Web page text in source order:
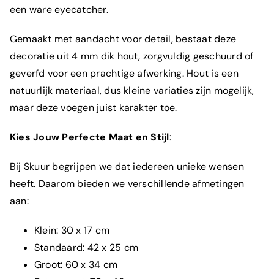
een ware eyecatcher.
Gemaakt met aandacht voor detail, bestaat deze
decoratie uit 4 mm dik hout, zorgvuldig geschuurd of
geverfd voor een prachtige afwerking. Hout is een
natuurlijk materiaal, dus kleine variaties zijn mogelijk,
maar deze voegen juist karakter toe.
Kies Jouw Perfecte Maat en Stijl:
Bij Skuur begrijpen we dat iedereen unieke wensen
heeft. Daarom bieden we verschillende afmetingen
aan:
Klein: 30 x 17 cm
Standaard: 42 x 25 cm
Groot: 60 x 34 cm